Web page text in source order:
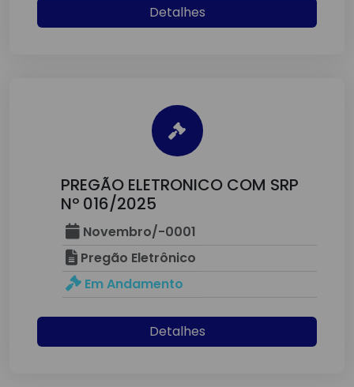
Detalhes
PREGÃO ELETRONICO COM SRP
Nº 016/2025
Novembro/-0001
Pregão Eletrônico
Em Andamento
Detalhes